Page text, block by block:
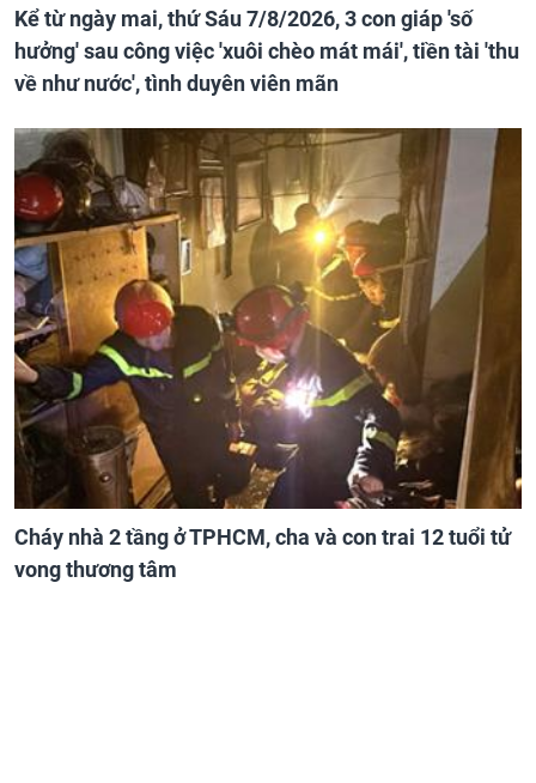
Kể từ ngày mai, thứ Sáu 7/8/2026, 3 con giáp 'số
hưởng' sau công việc 'xuôi chèo mát mái', tiền tài 'thu
về như nước', tình duyên viên mãn
Cháy nhà 2 tầng ở TPHCM, cha và con trai 12 tuổi tử
vong thương tâm